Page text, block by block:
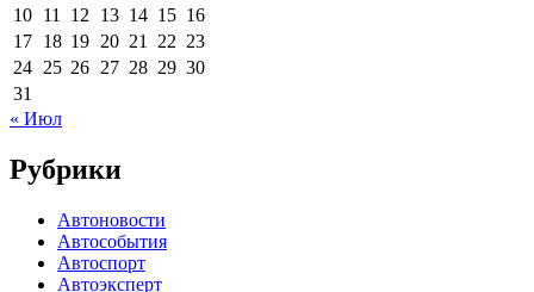
10 11 12 13 14 15 16
17 18 19 20 21 22 23
24 25 26 27 28 29 30
31
« Июл
Рубрики
Автоновости
Автособытия
Автоспорт
Автоэксперт